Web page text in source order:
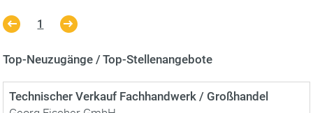
Top-Neuzugänge / Top-Stellenangebote
Technischer Verkauf Fachhandwerk / Großhandel
1